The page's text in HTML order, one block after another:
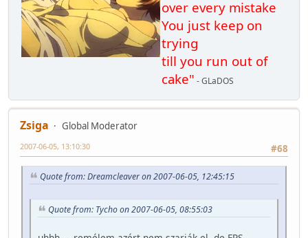
over every mistake
You just keep on
trying
till you run out of
cake" - GLaDOS
Zsiga
Global Moderator
#68
2007-06-05, 13:10:30
Quote from: Dreamcleaver on 2007-06-05, 12:45:15
Quote from: Tycho on 2007-06-05, 08:55:03